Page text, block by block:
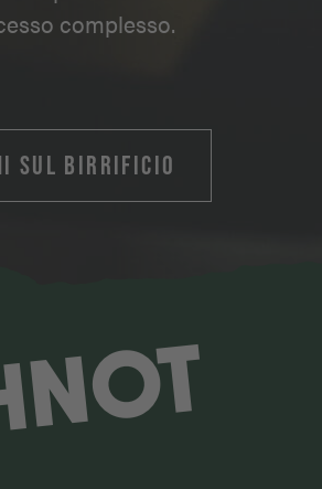
complesso.
SUL BIRRIFICIO